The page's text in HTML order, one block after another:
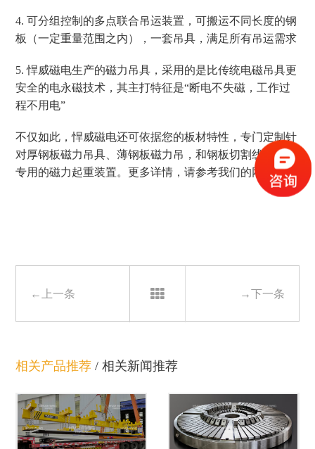
4. 可分组控制的多点联合吊运装置，可搬运不同长度的钢
板（一定重量范围之内），一套吊具，满足所有吊运需求
5. 悍威磁电生产的磁力吊具，采用的是比传统电磁吊具更
安全的电永磁技术，其主打特征是“断电不失磁，工作过
程不用电”
不仅如此，悍威磁电还可依据您的板材特性，专门定制针
对厚钢板磁力吊具、薄钢板磁力吊，和钢板切割线上下料
专用的磁力起重装置。更多详情，请参考我们的网站。
←上一条 →下一条
相关产品推荐 /相关新闻推荐